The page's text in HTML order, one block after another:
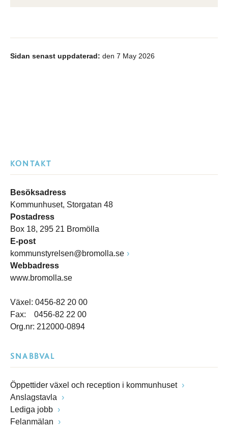
Sidan senast uppdaterad: den 7 May 2026
KONTAKT
Besöksadress
Kommunhuset, Storgatan 48
Postadress
Box 18, 295 21 Bromölla
E-post
kommunstyrelsen@bromolla.se
Webbadress
www.bromolla.se
Växel: 0456-82 20 00
Fax: 0456-82 22 00
Org.nr: 212000-0894
SNABBVAL
Öppettider växel och reception i kommunhuset
Anslagstavla
Lediga jobb
Felanmälan